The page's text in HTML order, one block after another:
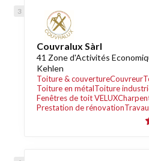
Couvralux Sàrl
41 Zone d'Activités
Kehlen
Toiture & couvertureCouvreur
Toiture en métalToiture
Fenêtres de toit VELUX
Prestation de rénovation